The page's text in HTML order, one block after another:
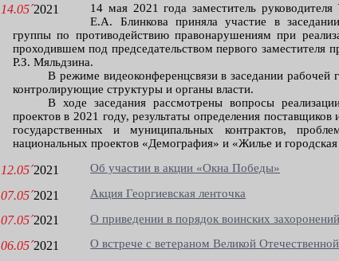
14.05´2021
14 мая 2021 года заместитель
Е.А. Блинкова приняла участие в
группы по противодействию правонарушениям при
проходившем под председательством первого заместителя
Р.З. Мяльдзина.
В режиме видеоконференцсвязи в заседании рабочей
контролирующие структуры и органы власти.
В ходе заседания рассмотрены вопросы
проектов в 2021 году, результаты определения поставщиков
государственных и муниципальных контрактов,
национальных проектов «Демография» и «Жилье и городская
12.05´2021 Об участии в акции «Окна Победы»
07.05´2021 Акция Георгиевская ленточка
07.05´2021 О приведении в порядок воинских
06.05´2021 О встрече с ветераном Великой